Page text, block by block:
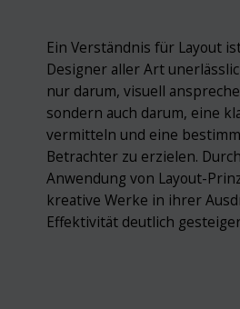
Ein Verständnis für Layout
Designer aller Art
nur darum, visuell
sondern auch darum, eine
vermitteln und eine
Betrachter zu erzielen.
Anwendung von Layout-
kreative Werke in ihrer
Effektivität deutlich